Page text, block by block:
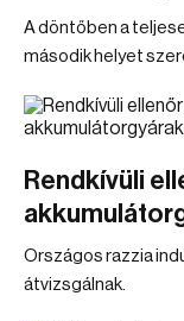
A döntőben a
második helyet
Rendkívüli
Országos razzia
átvizsgálnak.